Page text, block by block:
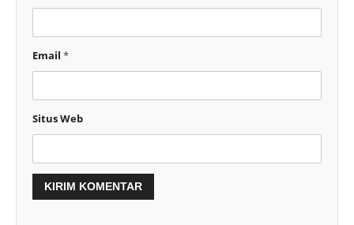
Email *
Situs Web